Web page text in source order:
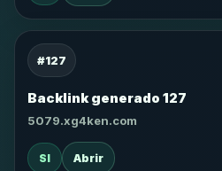
#127
Backlink generado 127
5079.xg4ken.com
SI Abrir